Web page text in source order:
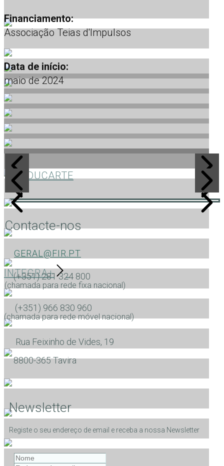
Financiamento:
Associação Teias d'Impulsos
Data de início:
maio de 2024
EDUCARTE
INTEGRA+
Contacte-nos
GERAL@FIR.PT
(+351) 281 324 800
(chamada para rede fixa nacional)
(+351) 966 830 960
(chamada para rede móvel nacional)
Rua Feixinho de Vides, 19
​8800-365 Tavira
Newsletter
Registe o seu endereço de email e receba a nossa Newsletter